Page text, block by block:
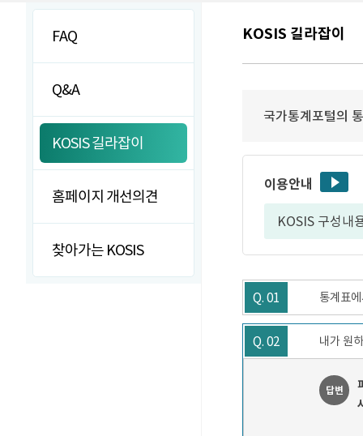
FAQ
Q&A
KOSIS 길라잡이
홈페이지 개선의견
찾아가는 KOSIS
KOSIS 길라잡이
국가통계포털의
이용안내
KOSIS 구성내
Q. 01 통계표
Q. 02 내가 원
답변